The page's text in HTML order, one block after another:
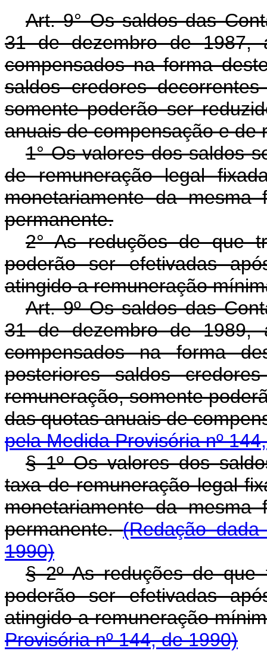
Art. 9° Os saldos das
31 de dezembro de
compensados na forma
saldos credores
somente poderão ser
anuais de compensação e de
1° Os valores dos saldos
de remuneração legal
monetariamente da
permanente.
2° As reduções de que
poderão ser efetivadas
atingido a remuneração
Art. 9º Os saldos das
31 de dezembro de
compensados na forma
posteriores saldos
remuneração, somente
das quotas anuais de
pela Medida Provisória nº
§ 1º Os valores dos
taxa de remuneração legal
monetariamente da
permanente.(Redação
1990)
§ 2º As reduções de
poderão ser efetivadas
atingido a remuneração
Provisória nº 144, de 1990)